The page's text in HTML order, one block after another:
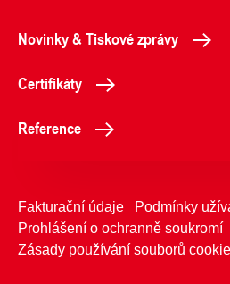
Novinky & Tiskové zprávy
Certifikáty
Reference
Fakturační údaje
Podmínky
Prohlášení o ochranně soukromí
Zásady používání souborů cookie